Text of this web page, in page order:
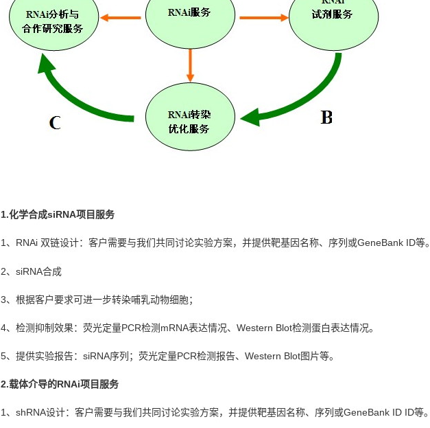
1.化学合成siRNA项目服务
1、RNAi 双链设计：客户需要与我们共同讨论实验方案，并提供靶基因名称、序列或GeneBank ID等。
2、siRNA合成
3、根据客户要求可进一步转染哺乳动物细胞；
4、检测抑制效果：荧光定量PCR检测mRNA表达情况、Western Blot检测蛋白表达情况。
5、提供实验报告：siRNA序列；荧光定量PCR检测报告、Western Blot图片等。
2.载体介导的RNAi项目服务
1、shRNA设计：客户需要与我们共同讨论实验方案，并提供靶基因名称、序列或GeneBank ID ID等。